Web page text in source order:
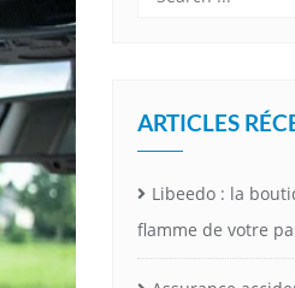
ARTICLES
Libeedo : la
flamme de votre